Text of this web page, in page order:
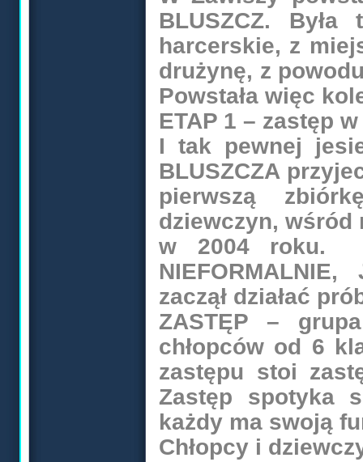
BLUSZCZ.
harcerskie, z
drużynę, z
Powstała więc
ETAP 1 – zastęp
I tak pewnej
BLUSZCZA
pierwszą
dziewczyn, wśród
w 2004 roku.
zaczął działać
ZASTĘP –
chłopców od 6
zastępu stoi
Zastęp spotyka
każdy ma swoją
Chłopcy i